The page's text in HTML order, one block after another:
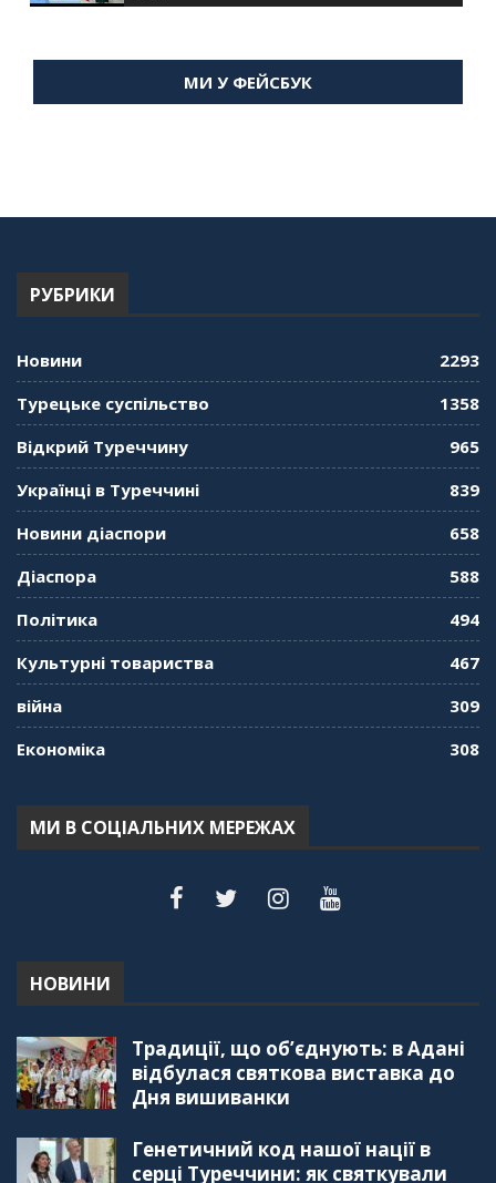
Мухарський про життя в Туреччині
"Дзеркало діаспори". Випуск 13. МУШ в
"Дзеркало діаспори". Випуск 11. Олександр
Середа
"Дзеркало діаспори". Випуск 10. Тонкощі та
"Дзеркало діаспори". Випуск 8. Розмова з
Послом
"Дзеркало діаспори". Випуск 6. Можливості
рада українських громад Туреччини
56:20
"Дзеркало діаспори". Випуск 3. Вища освіта:
59:38
МИ У ФЕЙСБУК
РУБРИКИ
Новини
2293
Турецьке суспільство
1358
Відкрий Туреччину
965
Українці в Туреччині
839
Новини діаспори
658
Діаспора
588
Політика
494
Культурні товариства
467
війна
309
Економіка
308
МИ В СОЦІАЛЬНИХ МЕРЕЖАХ
НОВИНИ
Традиції, що об’єднують: в Адані
відбулася святкова виставка до
Дня вишиванки
Генетичний код нашої нації в
серці Туреччини: як святкували